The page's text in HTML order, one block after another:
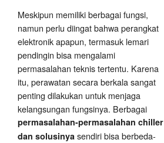
Meskipun memiliki berbagai fungsi,
namun perlu diingat bahwa perangkat
elektronik apapun, termasuk lemari
pendingin bisa mengalami
permasalahan teknis tertentu. Karena
itu, perawatan secara berkala sangat
penting dilakukan untuk menjaga
kelangsungan fungsinya. Berbagai
permasalahan-permasalahan chiller
dan solusinya sendiri bisa berbeda-